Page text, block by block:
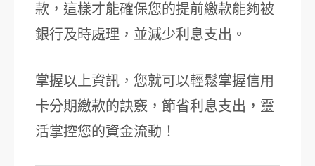
款，這樣才能確保您的提前繳款能夠被
銀行及時處理，並減少利息支出。
掌握以上資訊，您就可以輕鬆掌握信用
卡分期繳款的訣竅，節省利息支出，靈
活掌控您的資金流動！